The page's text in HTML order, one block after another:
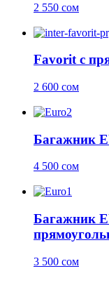
2 550 сом
Favorit с
2 600 сом
Багажник
4 500 сом
Багажник
3 500 сом